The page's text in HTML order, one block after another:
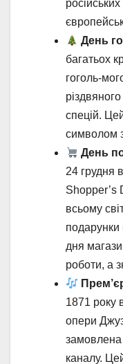
День
багатьох
гоголь-
спецій.
символом
День
24 грудня
Shopper’s
всьому
дня
роботи, а
1871 року
опери
замовлена
каналу.